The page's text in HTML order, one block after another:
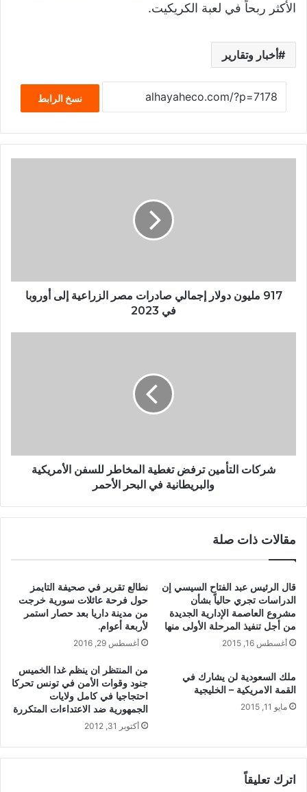
الأكثر ربحاً في لعبة الكريكيت.
أخبار وتقارير
نسخ الرابط
917 مليون دولار إجمالي صادرات مصر الزراعية إلى أوروبا
في 2023
شركات التأمين ترفض تغطية المخاطر للسفن الأمريكية
والبريطانية في البحر الأحمر
مقالات ذات صلة
قال الرئيس عبد الفتاح السيسي إن
الدراسات تجري حالياً بشأن
مشروع العاصمة الإدارية الجديدة
من أجل تنفيذ المرحلة الأولى منها
أغسطس 16, 2015
نطالع تقرير في صحيفة التايمز
حول فرحة عائلات سورية خرجت
من مدينة داريا بعد حصار استمر
لأربعة أعوام.
أغسطس 29, 2016
ملك السعودية لن يشارك في
القمة الامريكية – الخليجية
مايو 11, 2015
من المنتظر ان ينظم غدا الخميس
جنود وقوات الأمن في تونس تحركا
احتجاجيا في كامل ولايات
الجمهورية ضد الاعتداءات المتكررة
أكتوبر 31, 2012
اترك تعليقاً